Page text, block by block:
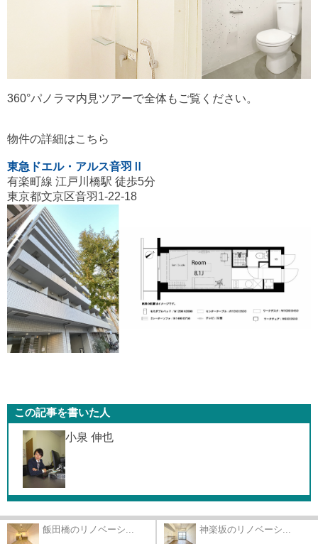
360°パノラマ内見ツアーで全体もご覧ください。
物件の詳細はこちら
東急ドエル・アルス音羽Ⅱ
有楽町線 江戸川橋駅 徒歩5分
東京都文京区音羽1-22-18
この記事を書いた人
小泉 伸也
飯田橋のリノベーシ... 神楽坂のリノベーシ...